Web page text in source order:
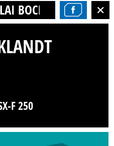
BOCKLANDT
F 250